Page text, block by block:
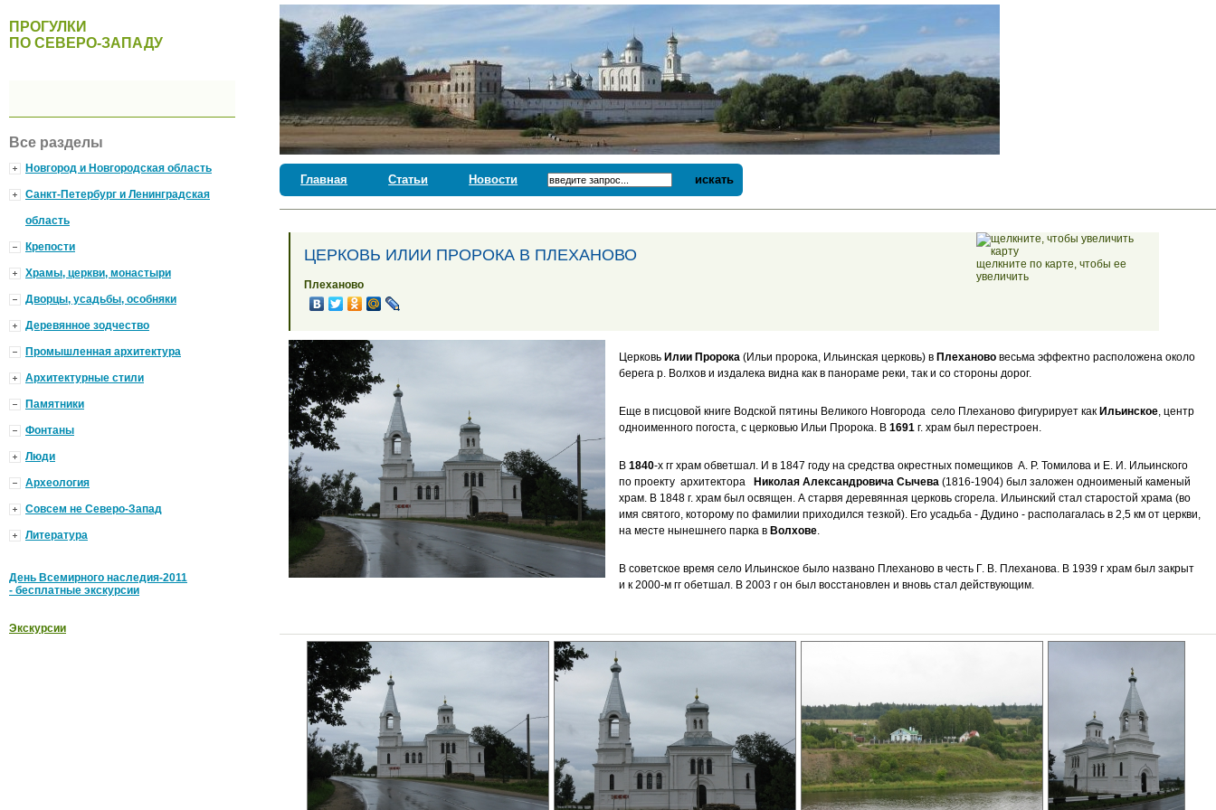
Главная Статьи Новости искать
ЦЕРКОВЬ ИЛИИ ПРОРОКА В ПЛЕХАНОВО
Плеханово
щелкните по карте, чтобы ее
увеличить
Церковь Илии Пророка (Ильи пророка, Ильинская церковь) в Плеханово весьма эффектно расположена около
берега р. Волхов и издалека видна как в панораме реки, так и со стороны дорог.
Еще в писцовой книге Водской пятины Великого Новгорода село Плеханово фигурирует как Ильинское, центр
одноименного погоста, с церковью Ильи Пророка. В1691 г. храм был перестроен.
В1840-х гг храм обветшал. И в 1847 году на средства окрестных помещиков А. Р. Томилова и Е. И. Ильинского
по проекту архитектора
Николая Александровича Сычева (1816-1904) был заложен одноименый каменый
храм. В 1848 г. храм был освящен. А старвя деревянная церковь сгорела. Ильинский стал старостой храма (во
имя святого, которому по фамилии приходился тезкой). Его усадьба - Дудино - располагалась в 2,5 км от церкви,
на месте нынешнего парка в Волхове.
В советское время село Ильинское было названо Плеханово в честь Г. В. Плеханова. В 1939 г храм был закрыт
и к 2000-м гг обетшал. В 2003 г он был восстановлен и вновь стал действующим.
ПРОГУЛКИ
ПО СЕВЕРО-ЗАПАДУ
Все разделы
Новгород и Новгородская область
Санкт-Петербург и Ленинградская
область
Крепости
Храмы, церкви, монастыри
Дворцы, усадьбы, особняки
Деревянное зодчество
Промышленная архитектура
Архитектурные стили
Памятники
Фонтаны
Люди
Археология
Совсем не Северо-Запад
Литература
День Всемирного наследия-2011
- бесплатные экскурсии
Экскурсии